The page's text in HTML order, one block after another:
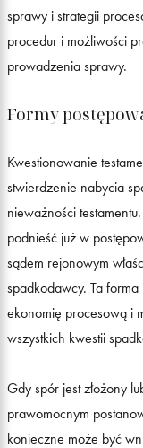
sprawy i strategii
procedur i możliwości
prowadzenia sprawy.
Formy
Kwestionowanie
stwierdzenie nabycia
nieważności
podnieść już w
sądem rejonowym
spadkodawcy. Ta
ekonomię procesową i
wszystkich kwestii
Gdy spór jest złożony
prawomocnym
konieczne może być